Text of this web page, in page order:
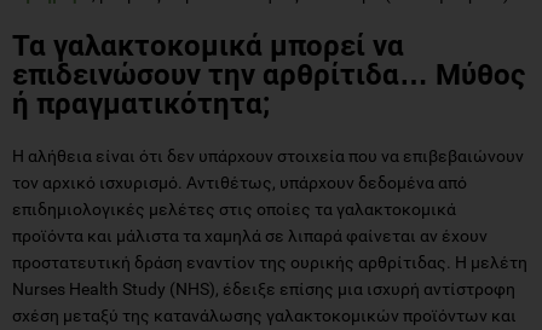
Τα γαλακτοκομικά μπορεί να
επιδεινώσουν την αρθρίτιδα… Μύθος
ή πραγματικότητα;
Η αλήθεια είναι ότι δεν υπάρχουν στοιχεία που να επιβεβαιώνουν
τον αρχικό ισχυρισμό. Αντιθέτως, υπάρχουν δεδομένα από
επιδημιολογικές μελέτες στις οποίες τα γαλακτοκομικά
προϊόντα και μάλιστα τα χαμηλά σε λιπαρά φαίνεται αν έχουν
προστατευτική δράση εναντίον της ουρικής αρθρίτιδας. Η μελέτη
Nurses Health Study (NHS), έδειξε επίσης μια ισχυρή αντίστροφη
σχέση μεταξύ της κατανάλωσης γαλακτοκομικών προϊόντων και